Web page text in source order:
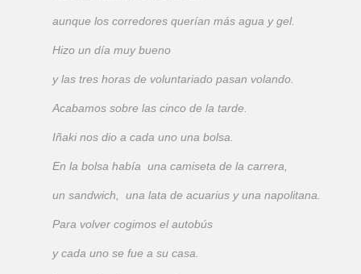
aunque los corredores querían más agua y gel.
Hizo un día muy bueno
y las tres horas de voluntariado pasan volando.
Acabamos sobre las cinco de la tarde.
Iñaki nos dio a cada uno una bolsa.
En la bolsa había una camiseta de la carrera,
un sandwich, una lata de acuarius y una napolitana.
Para volver cogimos el autobús
y cada uno se fue a su casa.